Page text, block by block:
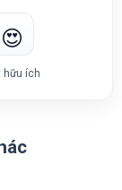
😍
hữu ích